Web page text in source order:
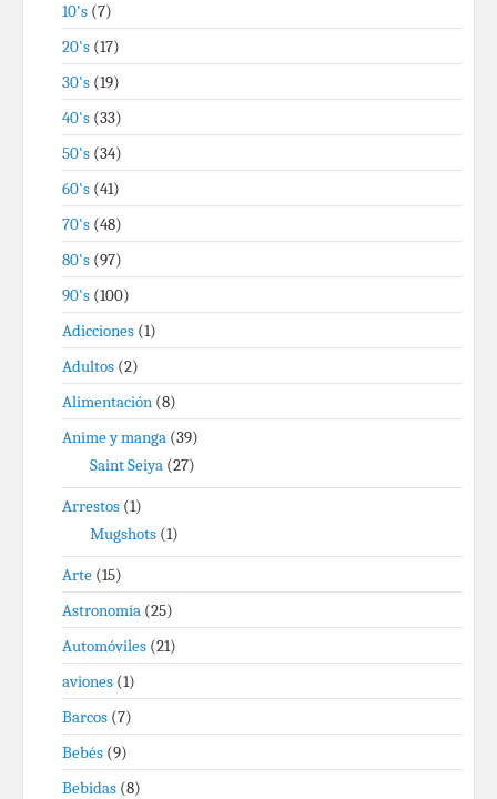
10's (7)
20's (17)
30's (19)
40's (33)
50's (34)
60's (41)
70's (48)
80's (97)
90's (100)
Adicciones (1)
Adultos (2)
Alimentación (8)
Anime y manga (39)
Saint Seiya (27)
Arrestos (1)
Mugshots (1)
Arte (15)
Astronomía (25)
Automóviles (21)
aviones (1)
Barcos (7)
Bebés (9)
Bebidas (8)